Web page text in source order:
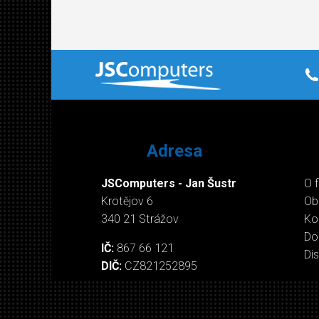
Adresa
JSComputers - Jan Šustr
Krotějov 6
340 21 Strážov
IČ: 867 66 121
DIČ: CZ821252895
O